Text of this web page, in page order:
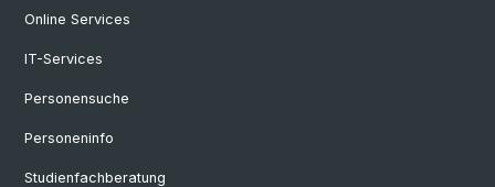
Online Services
IT-Services
Personensuche
Personeninfo
Studienfachberatung